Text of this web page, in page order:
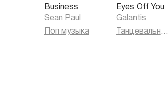
Business
Sean Paul
Поп музыка
Eyes Off You
Galantis
Танцевальная музыка